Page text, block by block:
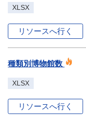
XLSX
リソースへ行く
種類別博物館数
XLSX
リソースへ行く